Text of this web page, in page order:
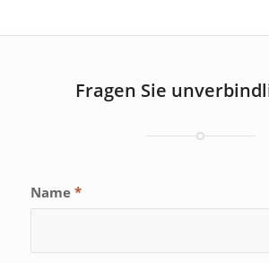
Fragen Sie
Name *